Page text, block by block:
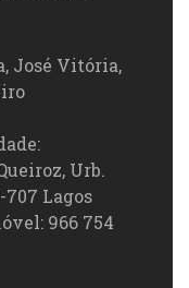
José Vitória,
Urb.
707 Lagos
966 754